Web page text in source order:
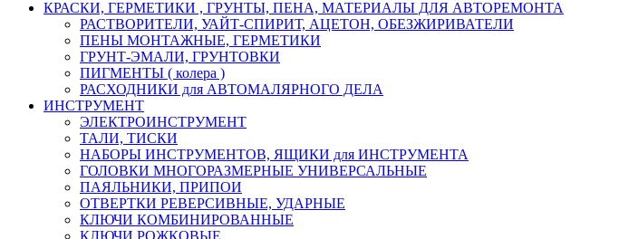
КРАСКИ, ГЕРМЕТИКИ , ГРУНТЫ, ПЕНА, МАТЕРИАЛЫ ДЛЯ АВТОРЕМОНТА
РАСТВОРИТЕЛИ, УАЙТ-СПИРИТ, АЦЕТОН, ОБЕЗЖИРИВАТЕЛИ
ПЕНЫ МОНТАЖНЫЕ, ГЕРМЕТИКИ
ГРУНТ-ЭМАЛИ, ГРУНТОВКИ
ПИГМЕНТЫ ( колера )
РАСХОДНИКИ для АВТОМАЛЯРНОГО ДЕЛА
ИНСТРУМЕНТ
ЭЛЕКТРОИНСТРУМЕНТ
ТАЛИ, ТИСКИ
НАБОРЫ ИНСТРУМЕНТОВ, ЯЩИКИ для ИНСТРУМЕНТА
ГОЛОВКИ МНОГОРАЗМЕРНЫЕ УНИВЕРСАЛЬНЫЕ
ПАЯЛЬНИКИ, ПРИПОИ
ОТВЕРТКИ РЕВЕРСИВНЫЕ, УДАРНЫЕ
КЛЮЧИ КОМБИНИРОВАННЫЕ
КЛЮЧИ РОЖКОВЫЕ